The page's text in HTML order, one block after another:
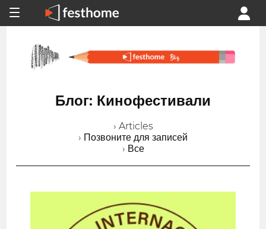
Блог: Кинофестивали
› Articles
› Позвоните для записей
› Все